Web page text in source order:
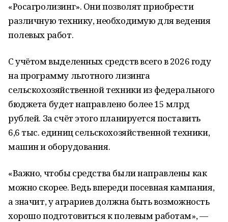
«Росагролизинг». Они позволят приобрести
различную технику, необходимую для ведения
полевых работ.
С учётом выделенных средств всего в 2026 году
на программу льготного лизинга
сельскохозяйственной техники из федерального
бюджета будет направлено более 15 млрд
рублей. За счёт этого планируется поставить
6,6 тыс. единиц сельскохозяйственной техники,
машин и оборудования.
«Важно, чтобы средства были направлены как
можно скорее. Ведь впереди посевная кампания,
а значит, у аграриев должна быть возможность
хорошо подготовиться к полевым работам», —